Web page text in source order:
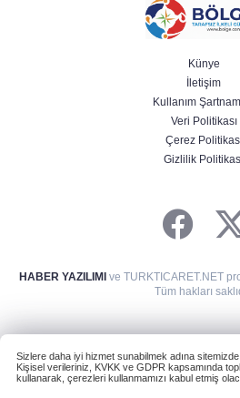
Künye
İletişim
Kullanım
Veri Politikası
Çerez
Gizlilik
HABER YAZILIMIve TURKTICARET.NET
Tüm hakları
Sizlere daha iyi hizmet sunabilmek adına
Kişisel verileriniz, KVKK ve GDPR kapsamında
kullanarak, çerezleri kullanmamızı kabul etmiş